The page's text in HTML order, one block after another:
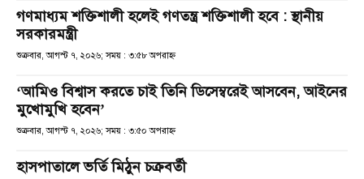
গণমাধ্যম শক্তিশালী হলেই গণতন্ত্র শক্তিশালী হবে : স্থানীয়
সরকারমন্ত্রী
শুক্রবার, আগস্ট ৭, ২০২৬; সময় : ৩:৫৮ অপরাহ্ণ
‘আমিও বিশ্বাস করতে চাই তিনি ডিসেম্বরেই আসবেন, আইনের
মুখোমুখি হবেন’
শুক্রবার, আগস্ট ৭, ২০২৬; সময় : ৩:৫০ অপরাহ্ণ
হাসপাতালে ভর্তি মিঠুন চক্রবর্তী